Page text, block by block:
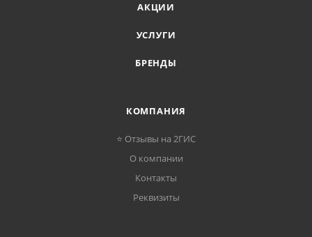
АКЦИИ
УСЛУГИ
БРЕНДЫ
КОМПАНИЯ
⭐ Отзывы на 2ГИС
О компании
Контакты
Реквизиты